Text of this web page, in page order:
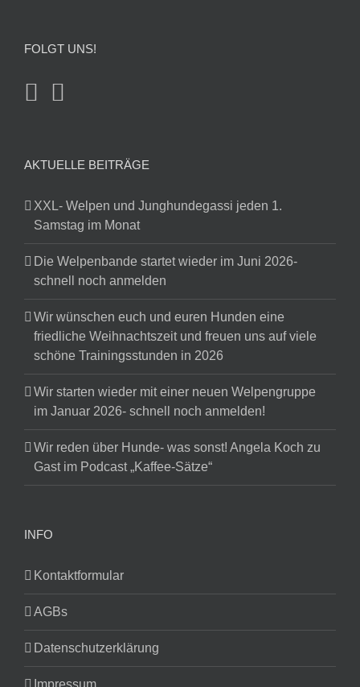
FOLGT UNS!
AKTUELLE BEITRÄGE
XXL- Welpen und Junghundegassi jeden 1.
Samstag im Monat
Die Welpenbande startet wieder im Juni 2026-
schnell noch anmelden
Wir wünschen euch und euren Hunden eine
friedliche Weihnachtszeit und freuen uns auf viele
schöne Trainingsstunden in 2026
Wir starten wieder mit einer neuen Welpengruppe
im Januar 2026- schnell noch anmelden!
Wir reden über Hunde- was sonst! Angela Koch zu
Gast im Podcast „Kaffee-Sätze“
INFO
Kontaktformular
AGBs
Datenschutzerklärung
Impressum